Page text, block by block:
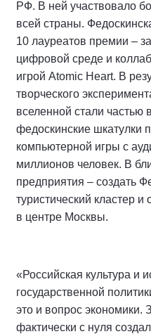
РФ. В ней участвовало
всей страны.
10 лауреатов премии –
цифровой среде и
игрой Atomic Heart. В
творческого
вселенной стали частью
федоскинские шкатулки
компьютерной игры с
миллионов человек. В
предприятия – создать
туристический кластер и
в центре Москвы.
«Российская культура и
государственной
это и вопрос экономики.
фактически с нуля